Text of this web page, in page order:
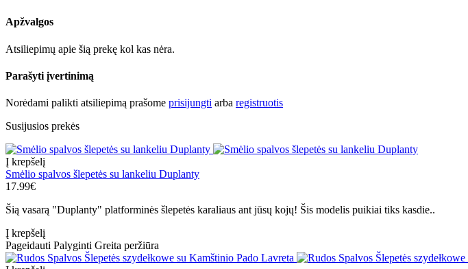
Apžvalgos
Atsiliepimų apie šią prekę kol kas nėra.
Parašyti įvertinimą
Norėdami palikti atsiliepimą prašome prisijungti arba registruotis
Susijusios prekės
Į krepšelį
Smėlio spalvos šlepetės su lankeliu Duplanty
17.99€
Šią vasarą "Duplanty" platforminės šlepetės karaliaus ant jūsų kojų! Šis modelis puikiai tiks kasdie..
Į krepšelį
Pageidauti Palyginti Greita peržiūra